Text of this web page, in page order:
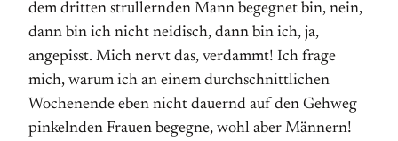
dem dritten strullernden Mann begegnet bin, nein,
dann bin ich nicht neidisch, dann bin ich, ja,
angepisst. Mich nervt das, verdammt! Ich frage
mich, warum ich an einem durchschnittlichen
Wochenende eben nicht dauernd auf den Gehweg
pinkelnden Frauen begegne, wohl aber Männern!